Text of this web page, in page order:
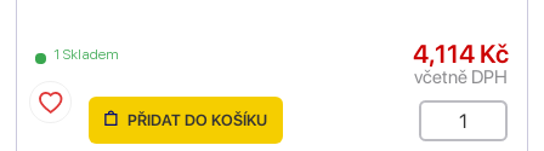
1 Skladem 4,114 Kč
včetně DPH
PŘIDAT DO KOŠÍKU